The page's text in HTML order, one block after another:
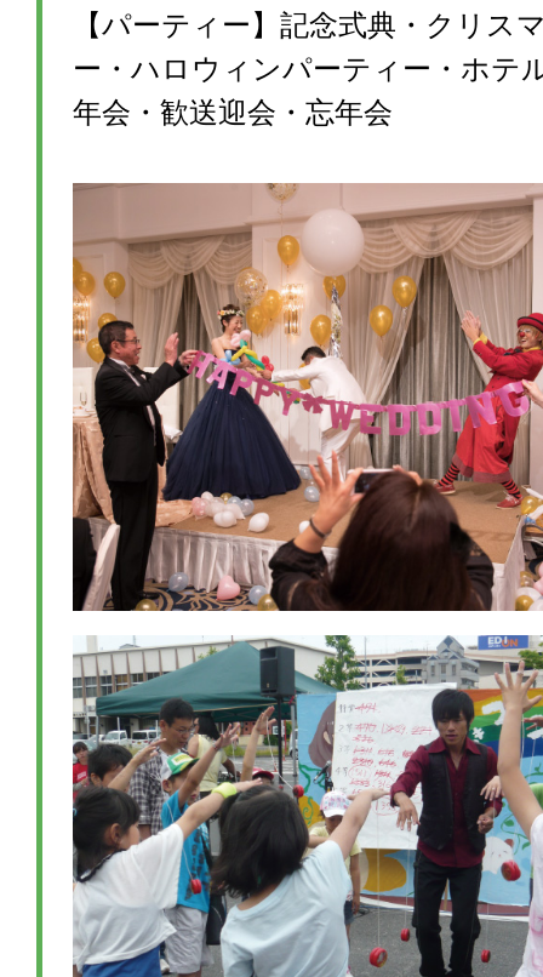
【パーティー】記念式典・クリス
ー・ハロウィンパーティー・ホテ
年会・歓送迎会・忘年会